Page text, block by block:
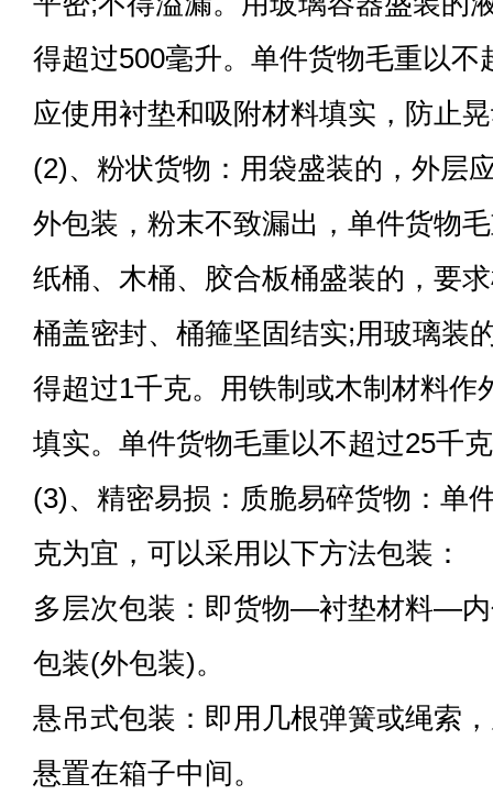
得超过500毫升。单件货物毛重以不
应使用衬垫和吸附材料填实，防止
(2)、粉状货物：用袋盛装的，外层
外包装，粉末不致漏出，单件货物
纸桶、木桶、胶合板桶盛装的，要
桶盖密封、桶箍坚固结实;用玻璃装
得超过1千克。用铁制或木制材料作
填实。单件货物毛重以不超过25千
(3)、精密易损：质脆易碎货物：单
克为宜，可以采用以下方法包装：
多层次包装：即货物—衬垫材料—
包装(外包装)。
悬吊式包装：即用几根弹簧或绳索
悬置在箱子中间。